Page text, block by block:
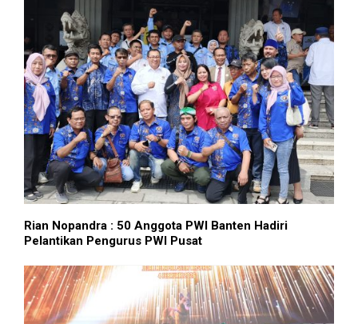
Rian Nopandra : 50 Anggota PWI Banten Hadiri
Pelantikan Pengurus PWI Pusat